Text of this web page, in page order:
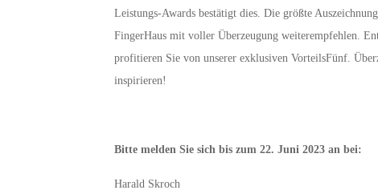
Leistungs-Awards bestätigt dies. Die größte
FingerHaus mit voller Überzeugung weiterempfehlen.
profitieren Sie von unserer exklusiven VorteilsFünf.
inspirieren!
Bitte melden Sie sich bis zum 22. Juni 2023 an bei:
Harald Skroch